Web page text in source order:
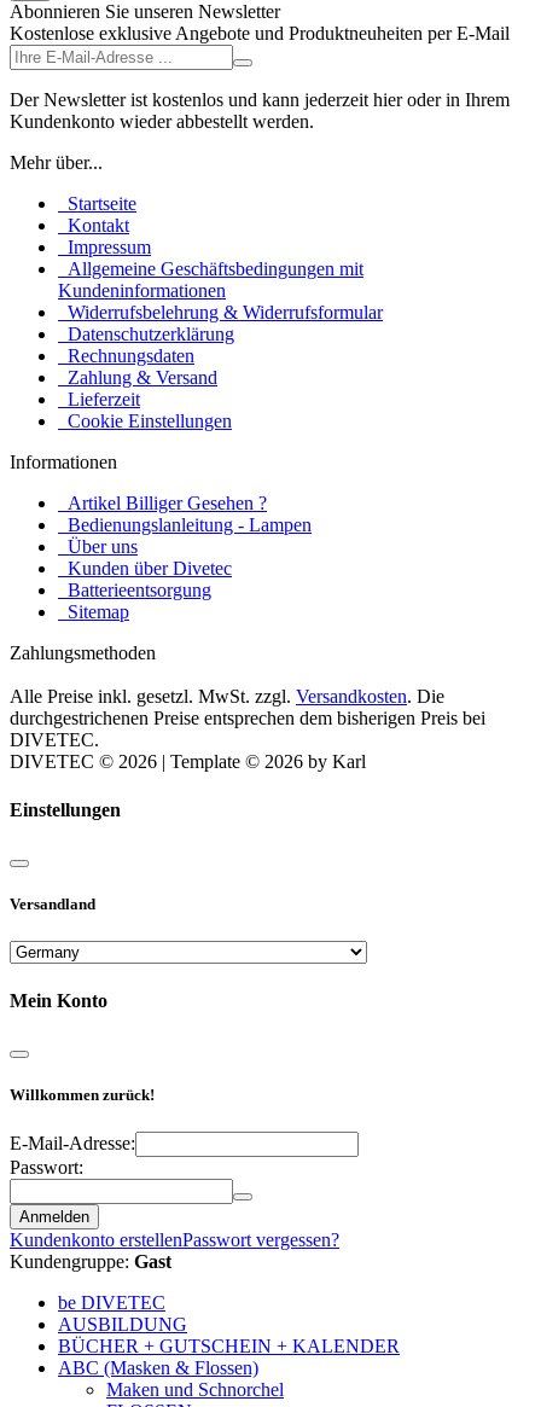
Abonnieren Sie unseren Newsletter
Kostenlose exklusive Angebote und Produktneuheiten per E-Mail
Der Newsletter ist kostenlos und kann jederzeit hier oder in Ihrem
Kundenkonto wieder abbestellt werden.
Mehr über...
Startseite
Kontakt
Impressum
Allgemeine Geschäftsbedingungen mit
Kundeninformationen
Widerrufsbelehrung & Widerrufsformular
Datenschutzerklärung
Rechnungsdaten
Zahlung & Versand
Lieferzeit
Cookie Einstellungen
Informationen
Artikel Billiger Gesehen ?
Bedienungslanleitung - Lampen
Über uns
Kunden über Divetec
Batterieentsorgung
Sitemap
Zahlungsmethoden
Alle Preise inkl. gesetzl. MwSt. zzgl. Versandkosten. Die
durchgestrichenen Preise entsprechen dem bisherigen Preis bei
DIVETEC.
DIVETEC © 2026 | Template © 2026 by Karl
Einstellungen
Versandland
Mein Konto
Willkommen zurück!
E-Mail-Adresse:
Passwort:
Anmelden
Kundenkonto erstellenPasswort vergessen?
Kundengruppe: Gast
be DIVETEC
AUSBILDUNG
BÜCHER + GUTSCHEIN + KALENDER
ABC (Masken & Flossen)
Maken und Schnorchel